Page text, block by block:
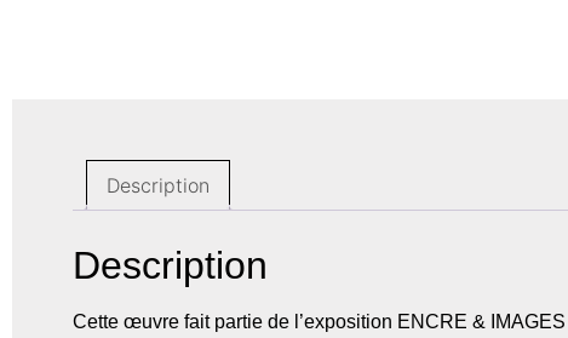
Description
Description
Cette œuvre fait partie de l’exposition ENCRE &